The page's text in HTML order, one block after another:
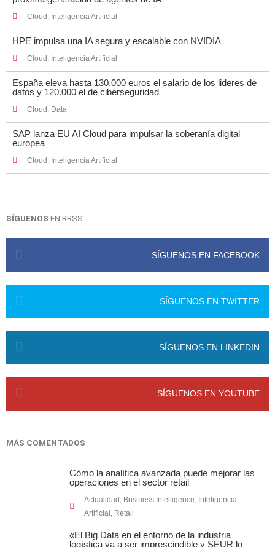
Cloud , Inteligencia Artificial
HPE impulsa una IA segura y escalable con NVIDIA
Cloud , Inteligencia Artificial
España eleva hasta 130.000 euros el salario de los lideres de
datos y 120.000 el de ciberseguridad
Cloud , Data
SAP lanza EU AI Cloud para impulsar la soberanía digital
europea
Cloud , Inteligencia Artificial
SÍGUENOS EN RRSS
SÍGUENOS EN FACEBOOK
SÍGUENOS EN TWITTER
SÍGUENOS EN LINKEDIN
SÍGUENOS EN YOUTUBE
MÁS COMENTADOS
Cómo la analítica avanzada puede mejorar las
operaciones en el sector retail
Actualidad Business Intelligence Inteligencia
Artificial Retail
«El Big Data en el entorno de la industria
logística va a ser imprescindible y SEUR lo